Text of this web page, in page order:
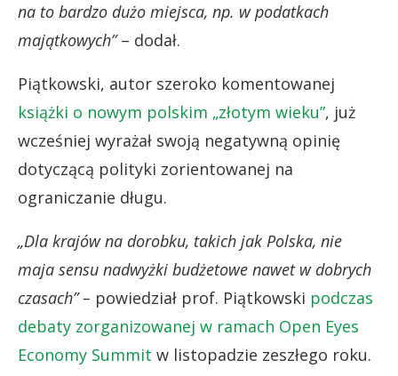
na to bardzo dużo miejsca, np. w podatkach
majątkowych”– dodał.
Piątkowski, autor szeroko komentowanej
książki o nowym polskim „złotym wieku”, już
wcześniej wyrażał swoją negatywną opinię
dotyczącą polityki zorientowanej na
ograniczanie długu.
„Dla krajów na dorobku, takich jak Polska, nie
maja sensu nadwyżki budżetowe nawet w dobrych
czasach” – powiedział prof. Piątkowski podczas
debaty zorganizowanej w ramach Open Eyes
Economy Summit w listopadzie zeszłego roku.